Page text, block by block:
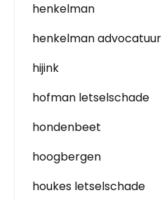
henkelman
henkelman advocatuur
hijink
hofman letselschade
hondenbeet
hoogbergen
houkes letselschade